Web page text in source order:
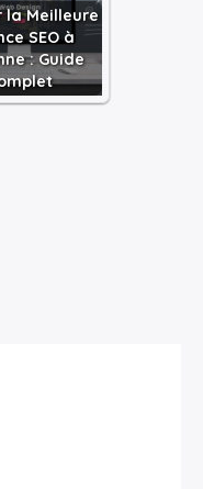
la Meilleure
SEO à
: Guide